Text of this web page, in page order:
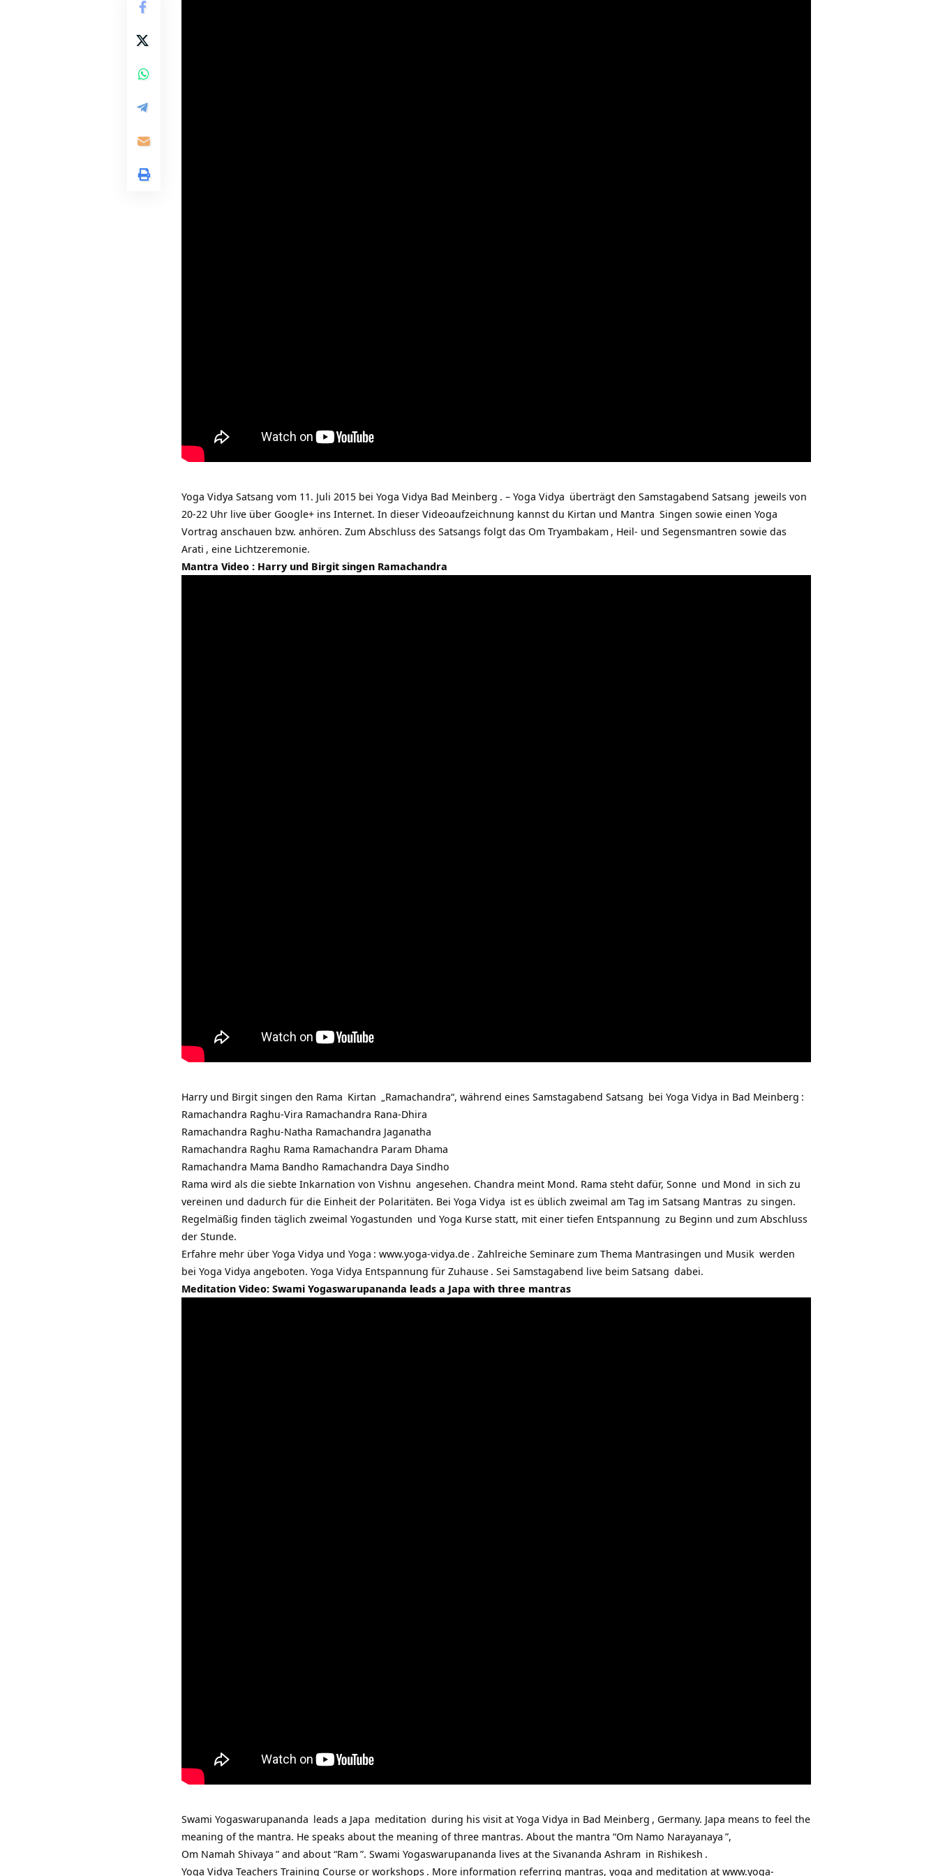
Yoga Vidya Satsang vom 11. Juli 2015 bei Yoga Vidya Bad Meinberg . – Yoga Vidya überträgt den Samstagabend Satsang jeweils von
20-22 Uhr live über Google+ ins Internet. In dieser Videoaufzeichnung kannst du Kirtan und Mantra Singen sowie einen Yoga
Vortrag anschauen bzw. anhören. Zum Abschluss des Satsangs folgt das Om Tryambakam , Heil- und Segensmantren sowie das
Arati , eine Lichtzeremonie.
Mantra Video : Harry und Birgit singen Ramachandra
Harry und Birgit singen den Rama Kirtan „Ramachandra“, während eines Samstagabend Satsang bei Yoga Vidya in Bad Meinberg :
Ramachandra Raghu-Vira Ramachandra Rana-Dhira
Ramachandra Raghu-Natha Ramachandra Jaganatha
Ramachandra Raghu Rama Ramachandra Param Dhama
Ramachandra Mama Bandho Ramachandra Daya Sindho
Rama wird als die siebte Inkarnation von Vishnu angesehen. Chandra meint Mond. Rama steht dafür, Sonne und Mond in sich zu
vereinen und dadurch für die Einheit der Polaritäten. Bei Yoga Vidya ist es üblich zweimal am Tag im Satsang Mantras zu singen.
Regelmäßig finden täglich zweimal Yogastunden und Yoga Kurse statt, mit einer tiefen Entspannung zu Beginn und zum Abschluss
der Stunde.
Erfahre mehr über Yoga Vidya und Yoga : www.yoga-vidya.de . Zahlreiche Seminare zum Thema Mantrasingen und Musik werden
bei Yoga Vidya angeboten. Yoga Vidya Entspannung für Zuhause . Sei Samstagabend live beim Satsang dabei.
Meditation Video: Swami Yogaswarupananda leads a Japa with three mantras
Swami Yogaswarupananda leads a Japa meditation during his visit at Yoga Vidya in Bad Meinberg , Germany. Japa means to feel the
meaning of the mantra. He speaks about the meaning of three mantras. About the mantra “Om Namo Narayanaya ”,
Om Namah Shivaya ” and about “Ram ”. Swami Yogaswarupananda lives at the Sivananda Ashram in Rishikesh .
Yoga Vidya Teachers Training Course or workshops . More information referring mantras, yoga and meditation at www.yoga-